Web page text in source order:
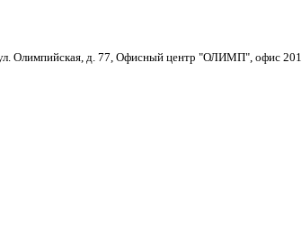
ул. Олимпийская, д. 77, Офисный центр "ОЛИМП", офис 201